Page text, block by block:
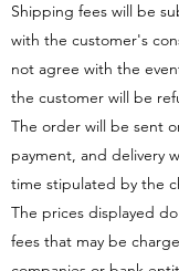
Shipping fees will be
with the customer's
not agree with the
the customer will be
The order will be sent
payment, and delivery
time stipulated by the
The prices displayed
fees that may be